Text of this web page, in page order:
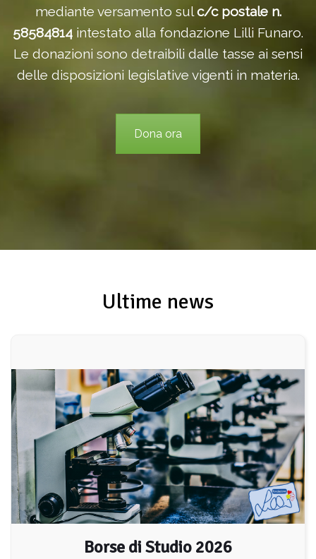
mediante versamento sulc/c postale n.
58584814 intestato alla fondazione Lilli Funaro.
Le donazioni sono detraibili dalle tasse ai sensi
delle disposizioni legislative vigenti in materia.
Dona ora
Ultime news
Borse di Studio 2026